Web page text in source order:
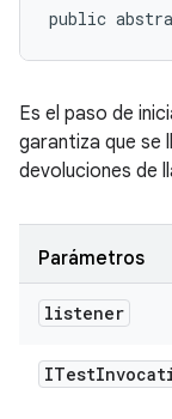
public
Es el paso de
garantiza que se
devoluciones de
Parámetros
listener
ITest